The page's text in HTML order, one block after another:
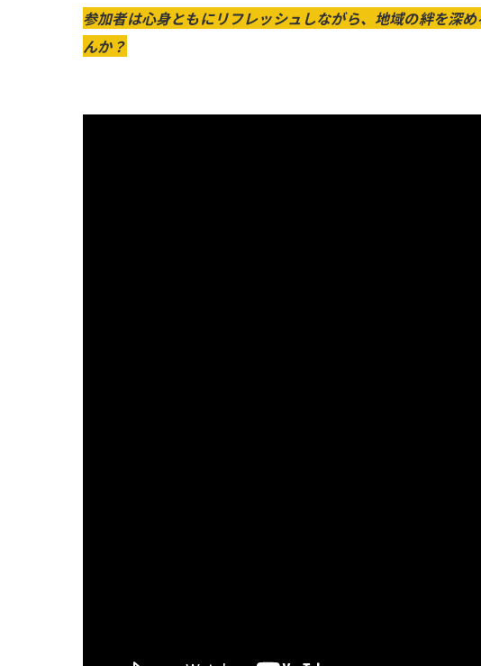
参加者は心身ともにリフレッシュしながら、地域の絆を深
んか？